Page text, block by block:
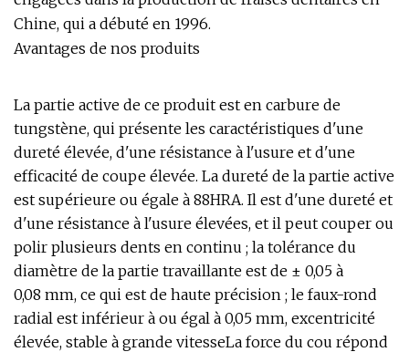
Chine, qui a débuté en 1996.
Avantages de nos produits
La partie active de ce produit est en carbure de
tungstène, qui présente les caractéristiques d'une
dureté élevée, d'une résistance à l'usure et d'une
efficacité de coupe élevée. La dureté de la partie active
est supérieure ou égale à 88HRA. Il est d'une dureté et
d'une résistance à l'usure élevées, et il peut couper ou
polir plusieurs dents en continu ; la tolérance du
diamètre de la partie travaillante est de ± 0,05 à
0,08 mm, ce qui est de haute précision ; le faux-rond
radial est inférieur à ou égal à 0,05 mm, excentricité
élevée, stable à grande vitesseLa force du cou répond